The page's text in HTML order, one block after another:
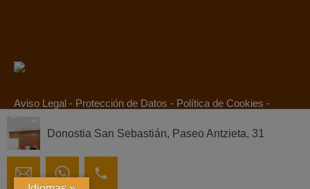
Aviso Legal - Protección de Datos - Política de Cookies -
Donostia San Sebastián, Paseo Antzieta, 31